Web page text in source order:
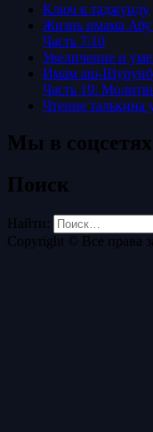
Ключ к таджуиду
Жизнь имама
Часть 7/10
Увеличение и
Имам аш-
Часть 19:
Чтение
Мы в соцсетях
Поиск
Найти:
Copyright © Все права